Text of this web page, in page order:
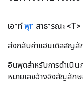
เอาท์พุท สาธารณะ <T>
ส่งกลับค่าแฮนเดิลสัญลั
อินพุตสำหรับการดำเนิน
หมายเลขอ้างอิงสัญลั